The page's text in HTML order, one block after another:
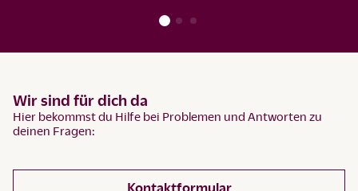
Wir sind für dich da
Hier bekommst du Hilfe bei Problemen und Antworten zu
deinen Fragen:
Kontaktformular